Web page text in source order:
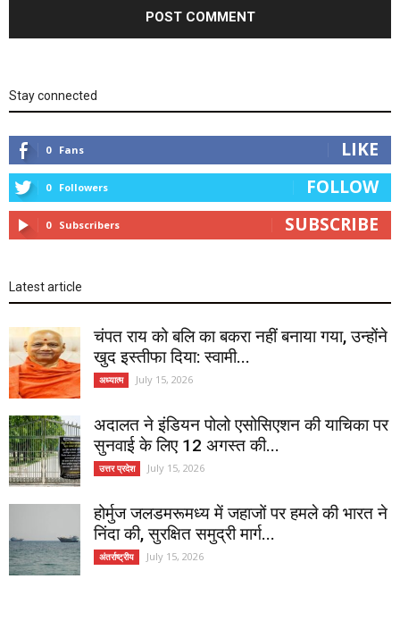
Stay connected
0 Fans LIKE
0 Followers FOLLOW
0 Subscribers SUBSCRIBE
Latest article
चंपत राय को बलि का बकरा नहीं बनाया गया, उन्होंने
खुद इस्तीफा दिया: स्वामी...
अध्यात्म July 15, 2026
अदालत ने इंडियन पोलो एसोसिएशन की याचिका पर
सुनवाई के लिए 12 अगस्त की...
उत्तर प्रदेश July 15, 2026
होर्मुज जलडमरूमध्य में जहाजों पर हमले की भारत ने
निंदा की, सुरक्षित समुद्री मार्ग...
अंतर्राष्ट्रीय July 15, 2026